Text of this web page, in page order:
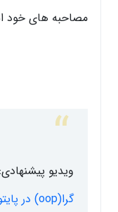
مصاحبه های خود
ویدیو پیشنهادی:
گرا(oop) در پایتون